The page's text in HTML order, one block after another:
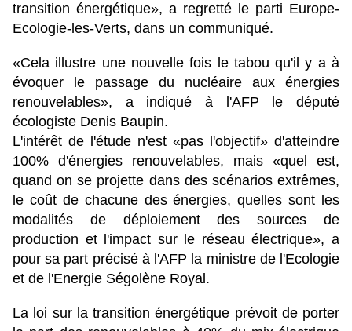
transition énergétique», a regretté le parti Europe-
Ecologie-les-Verts, dans un communiqué.
«Cela illustre une nouvelle fois le tabou qu'il y a à
évoquer le passage du nucléaire aux énergies
renouvelables», a indiqué à l'AFP le député
écologiste Denis Baupin.
L'intérêt de l'étude n'est «pas l'objectif» d'atteindre
100% d'énergies renouvelables, mais «quel est,
quand on se projette dans des scénarios extrêmes,
le coût de chacune des énergies, quelles sont les
modalités de déploiement des sources de
production et l'impact sur le réseau électrique», a
pour sa part précisé à l'AFP la ministre de l'Ecologie
et de l'Energie Ségolène Royal.
La loi sur la transition énergétique prévoit de porter